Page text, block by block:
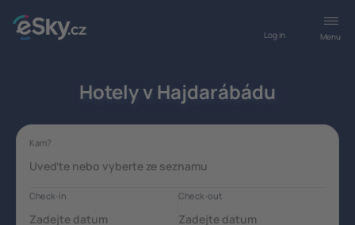
Menu
Log in
Hotely v Hajdarábádu